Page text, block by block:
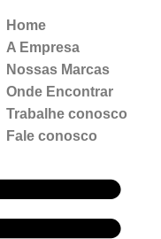
Home
A Empresa
Nossas Marcas
Onde Encontrar
Trabalhe conosco
Fale conosco